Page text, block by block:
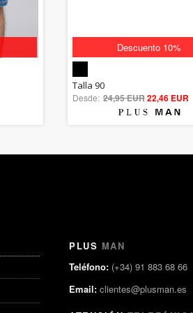
Descuento 10%
out of 5
Talla 90
Desde: 24,95 EUR22,46 EUR
PLUS MAN
Teléfono: (+34) 91 883 68 66
Email: clientes@plusman.es